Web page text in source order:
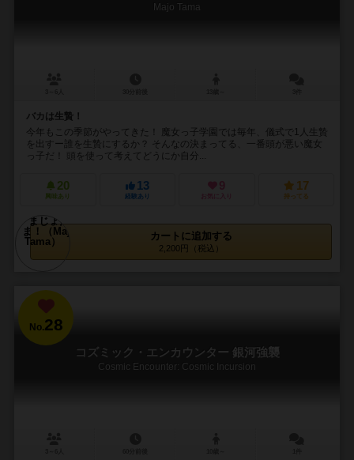
Majo Tama
バカは生贄！
今年もこの季節がやってきた！ 魔女っ子学園では毎年、儀式で1人生贄
を出すー誰を生贄にするか？ そんなの決まってる、一番頭が悪い魔女
っ子だ！ 頭を使って考えてどうにか自分...
20
興味あり
13
経験あり
9
お気に入り
17
持ってる
カートに追加する
2,200円（税込）
No.28
コズミック・エンカウンター 銀河強襲
Cosmic Encounter: Cosmic Incursion